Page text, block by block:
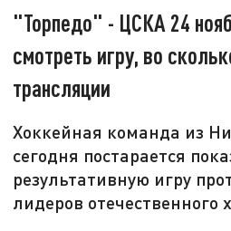
"Торпедо" - ЦСКА 24
смотреть игру, во
трансляции
Хоккейная команда из
сегодня постарается
результативную игру
лидеров отечественного